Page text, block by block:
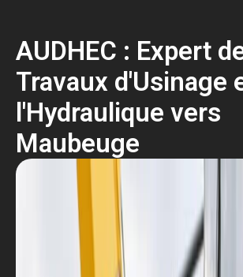
AUDHEC : Expert
Travaux d'Usinage
l'Hydraulique vers
Maubeuge